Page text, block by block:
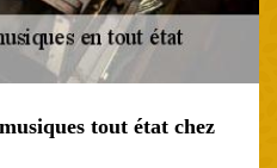
tout état chez